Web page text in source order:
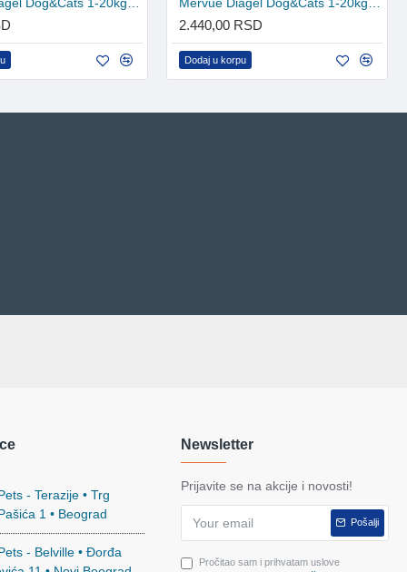
2.440,00 RSD
Dodaj u korpu
- Terazije • Trg
1 • Beograd
- Belville • Đorđa
Newsletter
Prijavite se na akcije i novosti!
Pošalji
Pročitao sam i prihvatam uslove